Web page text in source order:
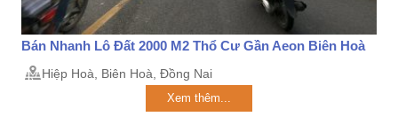
Bán Nhanh Lô Đất 2000 M2 Thổ Cư Gần Aeon Biên Hoà
Hiệp Hoà, Biên Hoà, Đồng Nai
Xem thêm...